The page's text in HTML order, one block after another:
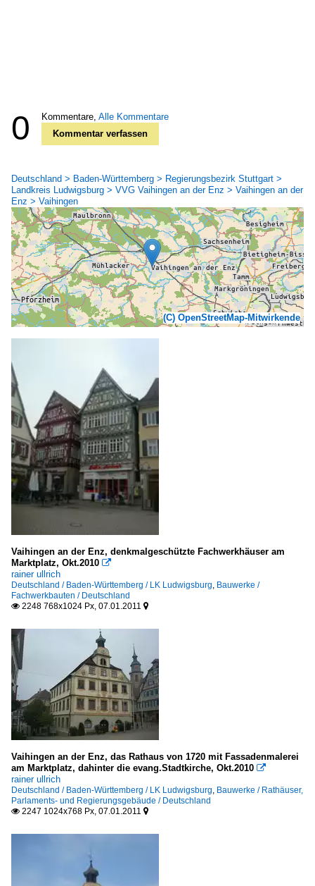
0 Kommentare, Alle Kommentare
Kommentar verfassen
Deutschland > Baden-Württemberg > Regierungsbezirk Stuttgart >
Landkreis Ludwigsburg > VVG Vaihingen an der Enz > Vaihingen an der
Enz > Vaihingen
(C) OpenStreetMap-Mitwirkende
Vaihingen an der Enz, denkmalgeschützte Fachwerkhäuser am
Marktplatz, Okt.2010 
rainer ullrich
Deutschland / Baden-Württemberg / LK Ludwigsburg, Bauwerke /
Fachwerkbauten / Deutschland
 2248 768x1024 Px, 07.01.2011 
Vaihingen an der Enz, das Rathaus von 1720 mit Fassadenmalerei
am Marktplatz, dahinter die evang.Stadtkirche, Okt.2010 
rainer ullrich
Deutschland / Baden-Württemberg / LK Ludwigsburg, Bauwerke / Rathäuser,
Parlaments- und Regierungsgebäude / Deutschland
 2247 1024x768 Px, 07.01.2011 